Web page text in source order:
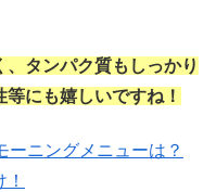
タンパク質もしっかり
にも嬉しいですね！
ーニングメニューは？